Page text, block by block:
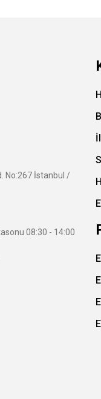
No:267 İstanbul /
08:30 - 14:00